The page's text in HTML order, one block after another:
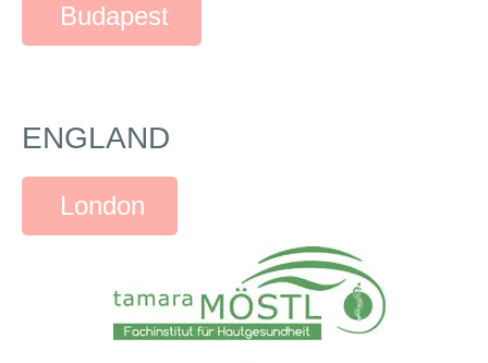
Budapest
ENGLAND
London